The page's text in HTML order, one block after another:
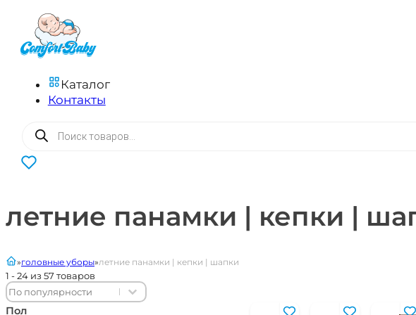
Каталог
Контакты
Поиск
товаров
0
летние панамки | кепки |
главнаяголовные уборы летние панамки | кепки | шапки
1 - 24 из 57 товаров
Sort
Sort content
Sort content
Пол